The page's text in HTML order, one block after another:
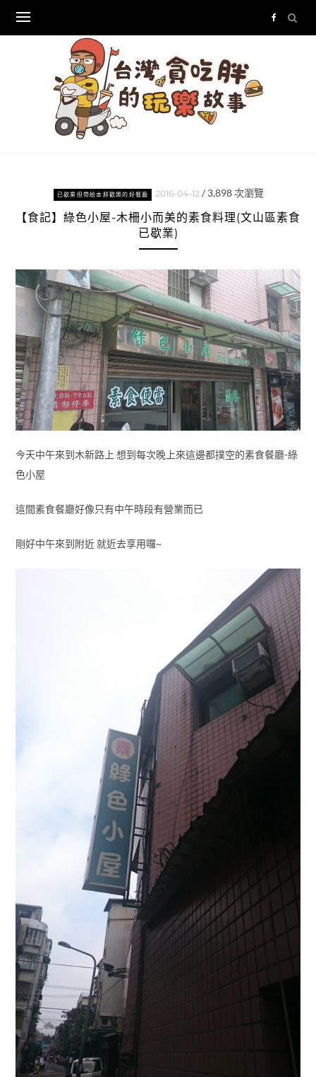
content
已歇業但帶給本胖歡樂的好餐廳 2016-04-12 / 3,898次瀏覽
【食記】綠色小屋-木柵小而美的素食料理(文山區素食
已歇業)
今天中午來到木新路上 想到每次晚上來這邊都撲空的素食餐廳-綠
色小屋
這間素食餐廳好像只有中午時段有營業而已
剛好中午來到附近 就近去享用囉~